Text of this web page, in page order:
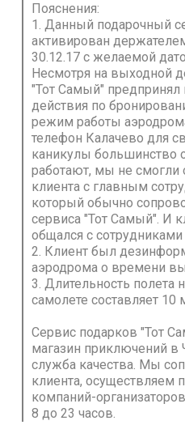
Пояснения:
1. Данный подарочный
активирован
30.12.17 с желаемой
Несмотря на выходной
"Тот Самый" предпринял
действия по
режим работы
телефон Калачево для
каникулы большинство
работают, мы не смогли
клиента с главным
который обычно
сервиса "Тот Самый". И
общался с
2. Клиент был
аэродрома о времени
3. Длительность полета
самолете составляет 10
Сервис подарков "Тот
магазин приключений в
служба качества. Мы
клиента, осуществляем
компаний-
8 до 23 часов.